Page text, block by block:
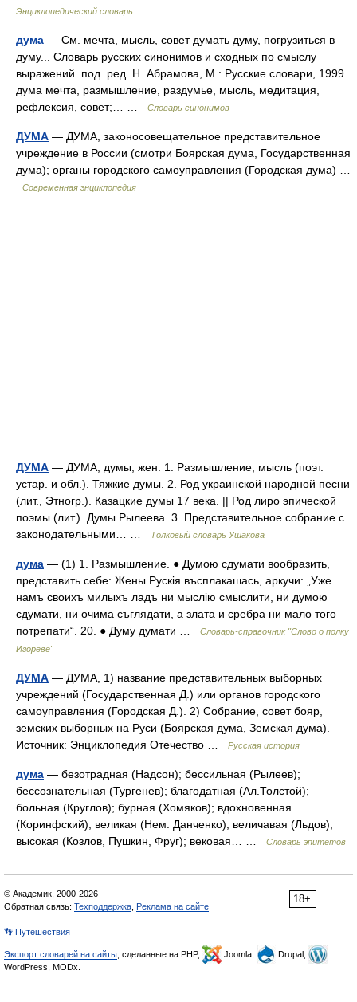
Энциклопедический словарь
дума — См. мечта, мысль, совет думать думу, погрузиться в
думу... Словарь русских синонимов и сходных по смыслу
выражений. под. ред. Н. Абрамова, М.: Русские словари, 1999.
дума мечта, размышление, раздумье, мысль, медитация,
рефлексия, совет;… …
Словарь синонимов
ДУМА — ДУМА, законосовещательное представительное
учреждение в России (смотри Боярская дума, Государственная
дума); органы городского самоуправления (Городская дума) …
Современная энциклопедия
ДУМА — ДУМА, думы, жен. 1. Размышление, мысль (поэт.
устар. и обл.). Тяжкие думы. 2. Род украинской народной песни
(лит., Этногр.). Казацкие думы 17 века. || Род лиро эпической
поэмы (лит.). Думы Рылеева. 3. Представительное собрание с
законодательными… …
Толковый словарь Ушакова
дума — (1) 1. Размышление. ● Думою сдумати вообразить,
представить себе: Жены Рускія въсплакашась, аркучи: „Уже
намъ своихъ милыхъ ладъ ни мыслію смыслити, ни думою
сдумати, ни очима съглядати, а злата и сребра ни мало того
потрепати“. 20. ● Думу думати …
Словарь-справочник "Слово о полку
Игореве"
ДУМА — ДУМА, 1) название представительных выборных
учреждений (Государственная Д.) или органов городского
самоуправления (Городская Д.). 2) Собрание, совет бояр,
земских выборных на Руси (Боярская дума, Земская дума).
Источник: Энциклопедия Отечество …
Русская история
дума — безотрадная (Надсон); бессильная (Рылеев);
бессознательная (Тургенев); благодатная (Ал.Толстой);
больная (Круглов); бурная (Хомяков); вдохновенная
(Коринфский); великая (Нем. Данченко); величавая (Льдов);
высокая (Козлов, Пушкин, Фруг); вековая… …
Словарь эпитетов
18+
© Академик, 2000-2026
Обратная связь: Техподдержка Реклама на сайте
👣 Путешествия
Экспорт словарей на сайты , сделанные на PHP, Joomla,
Drupal,
WordPress, MODx.